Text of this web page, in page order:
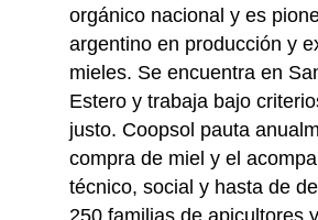
orgánico nacional y es
argentino en producción y
mieles. Se encuentra en
Estero y trabaja bajo
justo. Coopsol pauta
compra de miel y el
técnico, social y hasta de